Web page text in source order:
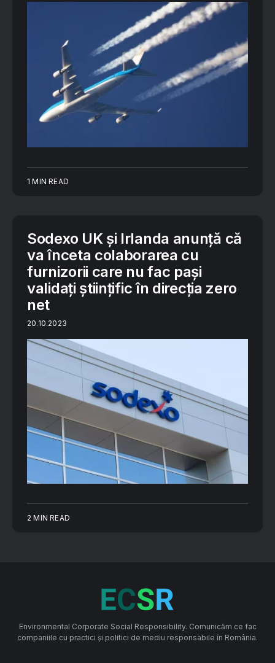
1 MIN READ
Sodexo UK și Irlanda anunță că
va înceta colaborarea cu
furnizorii care nu fac pași
validați științific în direcția zero
net
20.10.2023
2 MIN READ
Environmental Corporate Social Responsibility. Comunicăm ce fac
companiile cu practici și politici de mediu responsabile în România.